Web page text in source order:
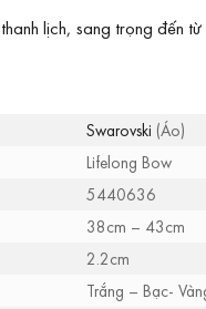
lịch, sang trọng đến
Swarovski (Áo)
Lifelong Bow
5440636
38cm – 43cm
2.2cm
Trắng – Bạc-